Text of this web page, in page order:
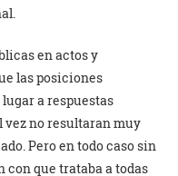
en actos y
las posiciones
a respuestas
vez no resultaran muy
Pero en todo caso sin
que trataba a todas